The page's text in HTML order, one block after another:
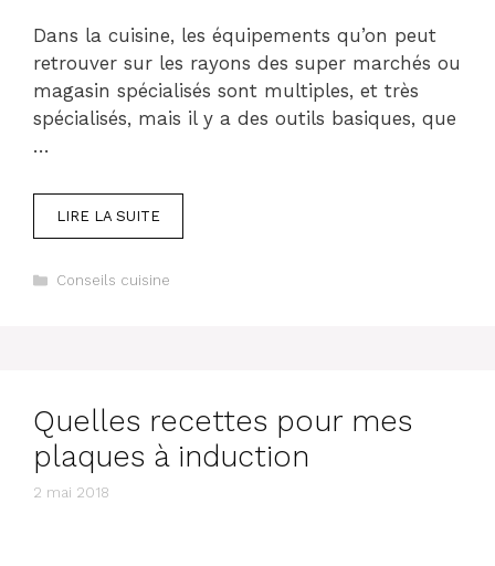
Dans la cuisine, les équipements qu’on peut
retrouver sur les rayons des super marchés ou
magasin spécialisés sont multiples, et très
spécialisés, mais il y a des outils basiques, que
…
LIRE LA SUITE
Catégories
Conseils cuisine
Quelles recettes pour mes
plaques à induction
2 mai 2018